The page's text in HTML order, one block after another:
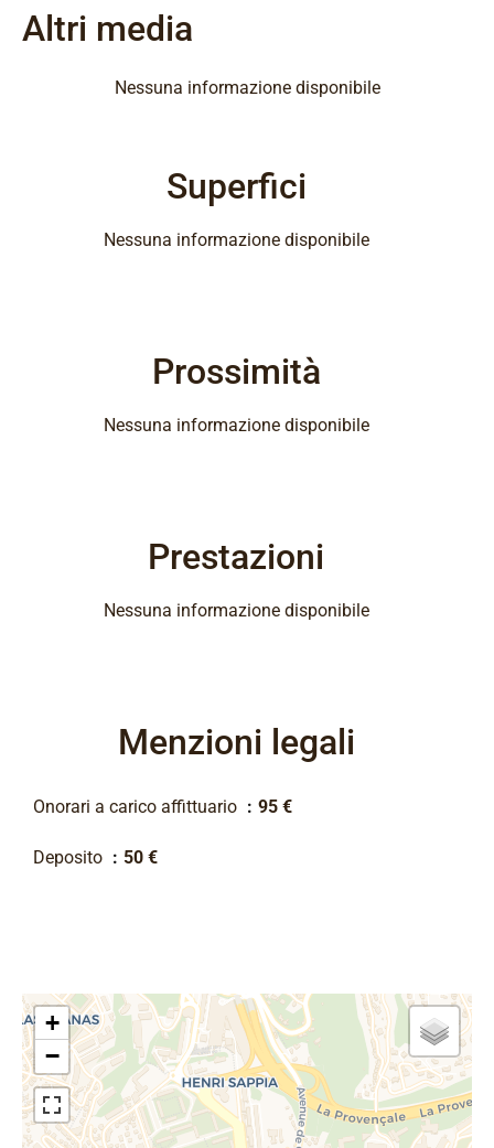
Altri media
Nessuna informazione disponibile
Superfici
Nessuna informazione disponibile
Prossimità
Nessuna informazione disponibile
Prestazioni
Nessuna informazione disponibile
Menzioni legali
Onorari a carico affittuario 95 €
Deposito 50 €
+
−